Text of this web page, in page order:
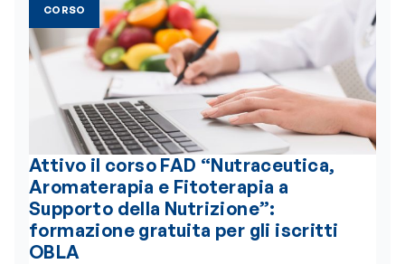
CORSO
Attivo il corso FAD “Nutraceutica,
Aromaterapia e Fitoterapia a
Supporto della Nutrizione”:
formazione gratuita per gli iscritti
OBLA